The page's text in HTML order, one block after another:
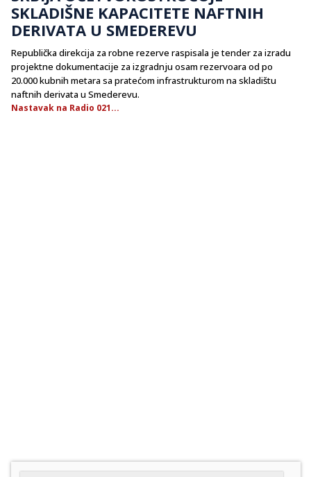
SKLADIŠNE KAPACITETE NAFTNIH
DERIVATA U SMEDEREVU
Republička direkcija za robne rezerve raspisala je tender za izradu
projektne dokumentacije za izgradnju osam rezervoara od po
20.000 kubnih metara sa pratećom infrastrukturom na skladištu
naftnih derivata u Smederevu.
Nastavak na Radio 021...